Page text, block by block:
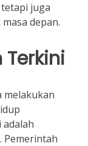
juga
depan.
melakukan
Pemerintah